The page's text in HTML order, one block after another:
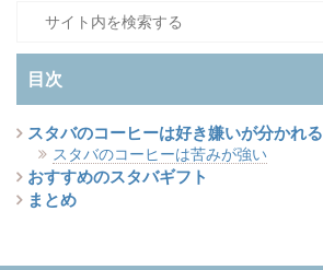
目次
スタバのコーヒーは好き嫌いが分かれる
スタバのコーヒーは苦みが強い
おすすめのスタバギフト
まとめ